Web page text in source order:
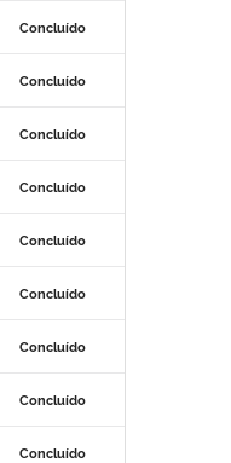
Concluído
Concluído
Concluído
Concluído
Concluído
Concluído
Concluído
Concluído
Concluído